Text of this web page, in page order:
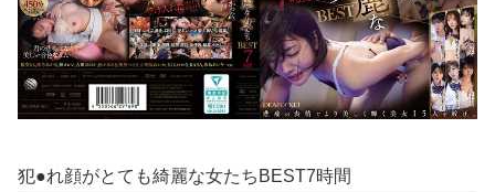
【エ□漫画】 魔導書書店で働いてるダウナー系巨乳店員が同僚の童貞く●にパパ活を持ちかけてお金をもらって中出しセッ●スしちゃう！
【悲報】 コンビニのおにぎり、誰も食べなくなる…
【画像】 JCさん、整体マッサージ中におっ〇い丸見え放送事故！オカズにされてシコられまくるｗｗｗ
犯●れ顔がとても綺麗な女たちBEST7時間